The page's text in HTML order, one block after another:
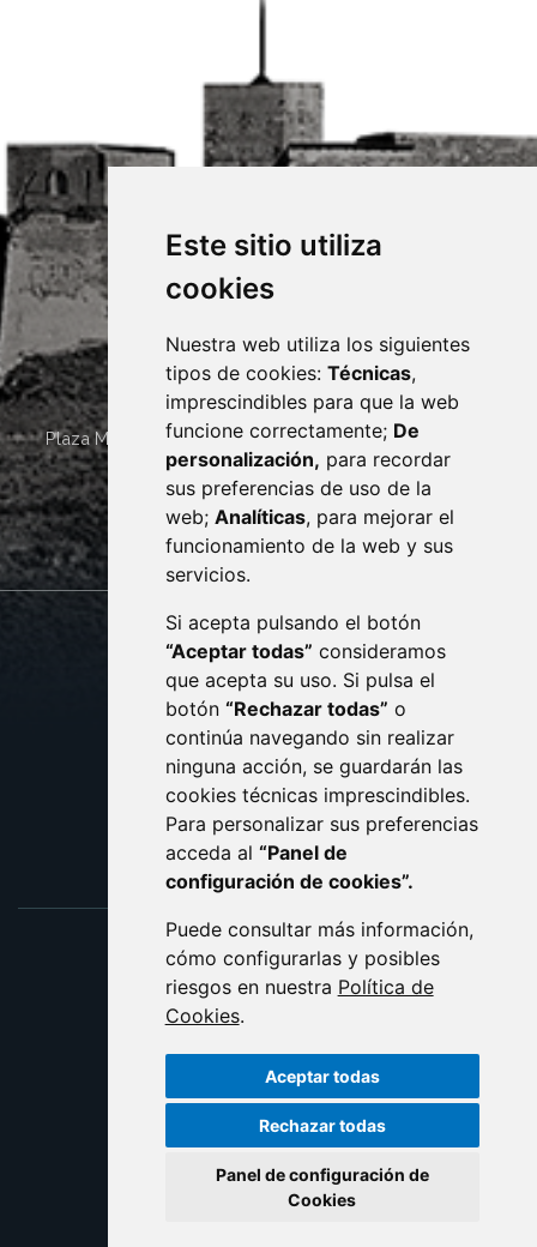
Este sitio utiliza
cookies
Nuestra web utiliza los siguientes
tipos de cookies: Técnicas,
imprescindibles para que la web
funcione correctamente; De
personalización, para recordar
sus preferencias de uso de la
web; Analíticas, para mejorar el
funcionamiento de la web y sus
servicios.
Si acepta pulsando el botón
“Aceptar todas” consideramos
que acepta su uso. Si pulsa el
botón “Rechazar todas” o
continúa navegando sin realizar
ninguna acción, se guardarán las
cookies técnicas imprescindibles.
Para personalizar sus preferencias
acceda al “Panel de
configuración de cookies”.
Puede consultar más información,
cómo configurarlas y posibles
riesgos en nuestra Política de
Cookies.
Aceptar todas
Rechazar todas
Panel de configuración de
Cookies
Plaza Mayor 4 22400 MONZÓN - ARAGÓN (ESPAÑA)
· (34) 974 400 700 ·
sac@monzon.es
monzon.es
CONTACTO
AVISO LEGAL
PROTECCIÓN DE DATOS
POLÍTICA DE COOKIES
ACCESIBILIDAD
ENLACE EXTERNO AL